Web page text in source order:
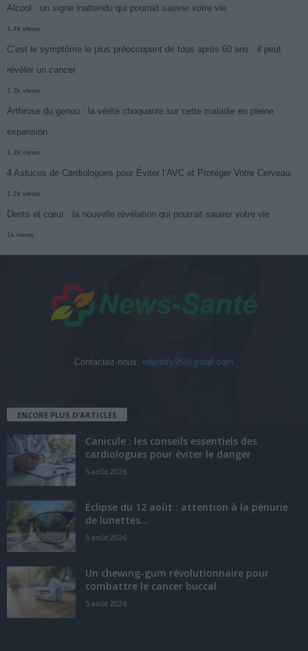
Alcool : un signe inattendu qui pourrait sauver votre vie
1.4k views
C’est le symptôme le plus préoccupant de tous après 60 ans : il peut
révéler un cancer
1.3k views
Arthrose du genou : la vérité choquante sur cette maladie en pleine
expansion
1.3k views
4 Astuces de Cardiologues pour Éviter l’AVC et Protéger Votre Cerveau
1.2k views
Dents et cœur : la nouvelle révélation qui pourrait sauver votre vie
1k views
Contactez-nous: edentify95@gmail.com
ENCORE PLUS D'ARTICLES
Canicule : les conseils essentiels des
cardiologues pour éviter le danger
5 août 2026
Éclipse du 12 août : attention à la pénurie
de lunettes...
5 août 2026
Un chewing-gum révolutionnaire pour
combattre le cancer buccal
5 août 2026